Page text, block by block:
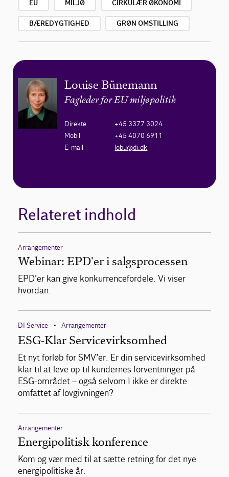
EU MILJØ CIRKULÆR ØKONOMI
BÆREDYGTIGHED GRØN OMSTILLING
Louise Bünemann
Fagleder for EU miljøpolitik
Direkte
+45 3377 3024
Mobil
+45 4070 6911
E-mail
lobu@di.dk
Relateret indhold
Arrangementer
Webinar: EPD'er i salgsprocessen
EPD'er kan give konkurrencefordele. Vi viser
hvordan.
DI Service • Arrangementer
ESG-Klar Servicevirksomhed
Et nyt forløb for SMV’er. Er din servicevirksomhed
klar til at leve op til kundernes forventninger på
ESG-området – også selvom I ikke er direkte
omfattet af lovgivningen?
Arrangementer
Energipolitisk konference
Kom og vær med til at sætte retning for det nye
energipolitiske år.